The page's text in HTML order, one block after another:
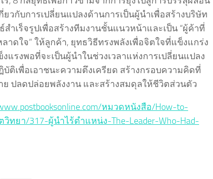
ยวกับการเปลี่ยนแปลงด้านการเป็นผู้นำเพื่อสร้างบริษัท
ำเร็จรูปเพื่อสร้างทีมงานชั้นแนวหน้าและเป็น “ผู้ค้าที่
าดใจ” ให้ลูกค้า, ยุทธวิธีทรงพลังเพื่อจิตใจที่แข็งแกร่ง
แรงพอที่จะเป็นผู้นำในช่วงเวลาแห่งการเปลี่ยนแปลง
ติเพื่อเอาชนะความตึงเครียด สร้างกรอบความคิดที่
ย ปลดปล่อยพลังงาน และสร้างสมดุลให้ชีวิตส่วนตัว
หมวดหนังสือ/How-to-
ทยา/317-ผู้นำไร้ตำแหน่ง-The-Leader-Who-Had-